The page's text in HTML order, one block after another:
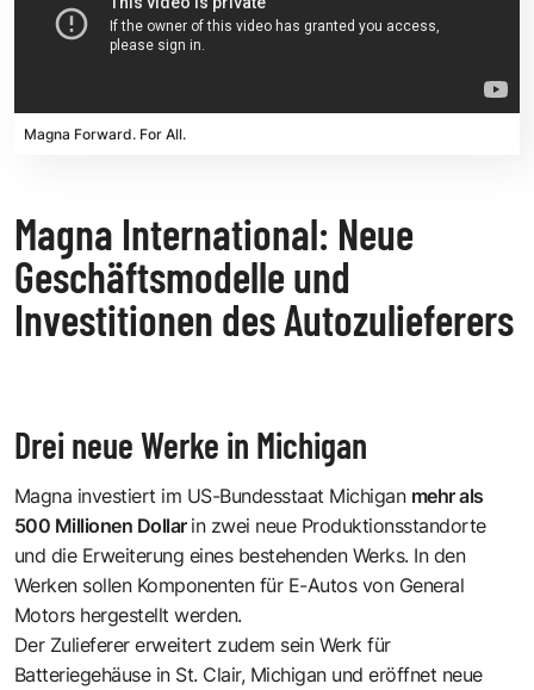
Magna Forward. For All.
Magna International: Neue
Geschäftsmodelle und
Investitionen des Autozulieferers
Drei neue Werke in Michigan
Magna investiert im US-Bundesstaat Michigan mehr als
500 Millionen Dollar in zwei neue Produktionsstandorte
und die Erweiterung eines bestehenden Werks. In den
Werken sollen Komponenten für E-Autos von General
Motors hergestellt werden.
Der Zulieferer erweitert zudem sein Werk für
Batteriegehäuse in St. Clair, Michigan und eröffnet neue